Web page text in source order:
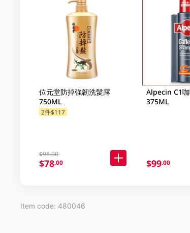
位元堂防掉強韌洗髲露
750ML
2件$117
$98.00
$78.00
Alpecin C1
375ML
$99.00
Item code: 480046